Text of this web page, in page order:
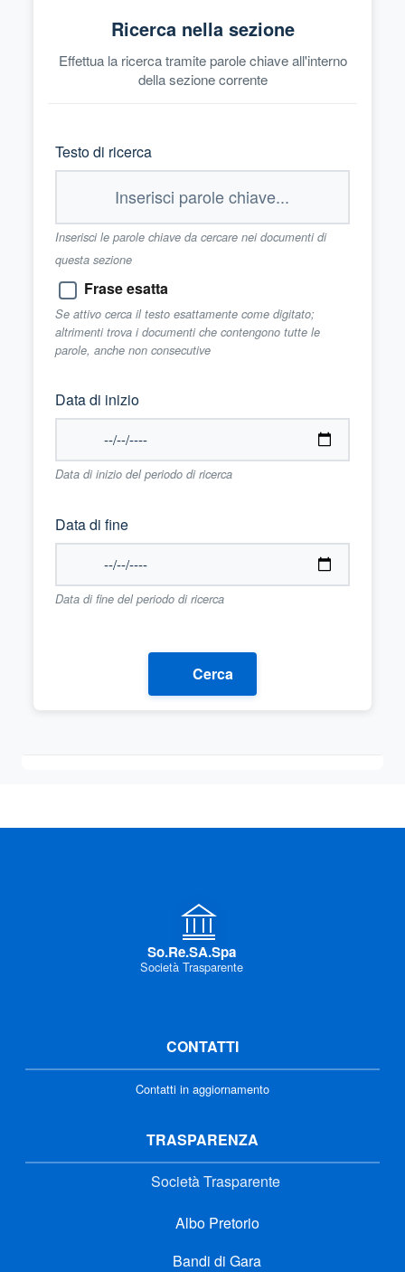
Ricerca nella sezione
Effettua la ricerca tramite parole chiave all'interno
della sezione corrente
Testo di ricerca
Inserisci le parole chiave da cercare nei documenti di
questa sezione
Frase esatta
Se attivo cerca il testo esattamente come digitato;
altrimenti trova i documenti che contengono tutte le
parole, anche non consecutive
Data di inizio
Data di inizio del periodo di ricerca
Data di fine
Data di fine del periodo di ricerca
Cerca
So.Re.SA.Spa
Società Trasparente
CONTATTI
Contatti in aggiornamento
TRASPARENZA
Società Trasparente
Albo Pretorio
Bandi di Gara